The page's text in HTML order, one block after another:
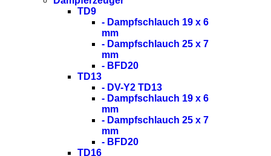
TD9
- Dampfschlauch 19 x 6
mm
- Dampfschlauch 25 x 7
mm
- BFD20
TD13
- DV-Y2 TD13
- Dampfschlauch 19 x 6
mm
- Dampfschlauch 25 x 7
mm
- BFD20
TD16